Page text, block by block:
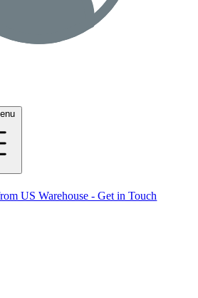
US Warehouse - Get in Touch